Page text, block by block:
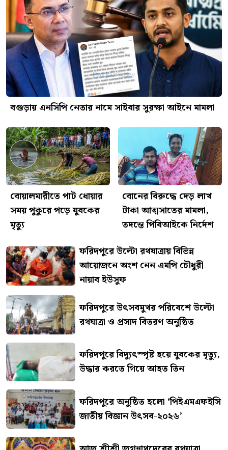
বগুড়ায় এনসিপি নেতার নামে সাইবার সুরক্ষা আইনে মামলা
বোয়ালমারীতে পাট ধোয়ার
সময় পুকুরে পড়ে যুবকের
মৃত্যু
বোনের বিরুদ্ধে দেড় লাখ
টাকা আত্মসাতের মামলা,
তদন্তে পিবিআইকে নির্দেশ
ফরিদপুরে উল্টো রথযাত্রায় বিভিন্ন
আয়োজনে অংশ নেন এমপি চৌধুরী
নায়াব ইউসুফ
ফরিদপুরে উৎসবমুখর পরিবেশে উল্টো
রথযাত্রা ও প্রসাদ বিতরণ অনুষ্ঠিত
ফরিদপুরে বিদ্যুৎস্পৃষ্ট হয়ে যুবকের মৃত্যু,
উদ্ধার করতে গিয়ে আহত তিন
ফরিদপুরে অনুষ্ঠিত হলো ‘পিইএমএফইসি
জাতীয় বিজ্ঞান উৎসব-২০২৬’